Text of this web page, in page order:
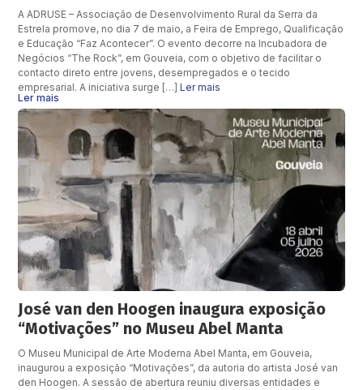
A ADRUSE – Associação de Desenvolvimento Rural da Serra da
Estrela promove, no dia 7 de maio, a Feira de Emprego, Qualificação
e Educação “Faz Acontecer”. O evento decorre na Incubadora de
Negócios “The Rock”, em Gouveia, com o objetivo de facilitar o
contacto direto entre jovens, desempregados e o tecido
empresarial. A iniciativa surge […]Ler mais
Ler mais
José van den Hoogen inaugura exposição
“Motivações” no Museu Abel Manta
O Museu Municipal de Arte Moderna Abel Manta, em Gouveia,
inaugurou a exposição “Motivações”, da autoria do artista José van
den Hoogen. A sessão de abertura reuniu diversas entidades e